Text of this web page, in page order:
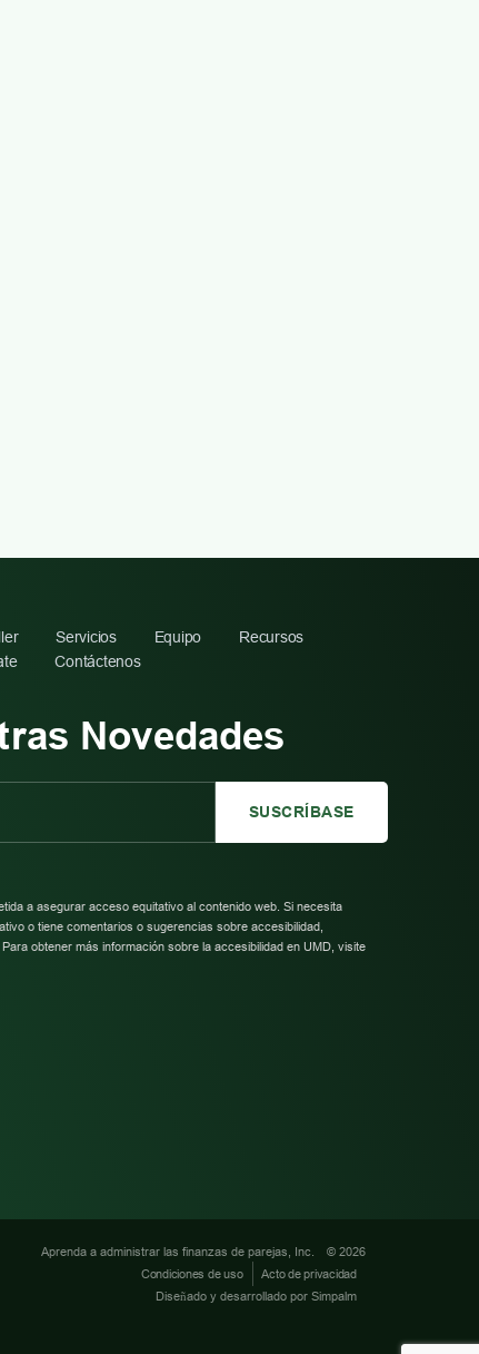
Servicios Equipo
Recursos
Contáctenos
Novedades
a asegurar acceso equitativo al contenido web. Si necesita
o tiene comentarios o sugerencias sobre accesibilidad,
. Para obtener más información sobre la accesibilidad en UMD, visite
Aprenda a administrar las finanzas de parejas, Inc.
© 2026
Condiciones de uso
Acto de privacidad
Diseñado y desarrollado por Simpalm